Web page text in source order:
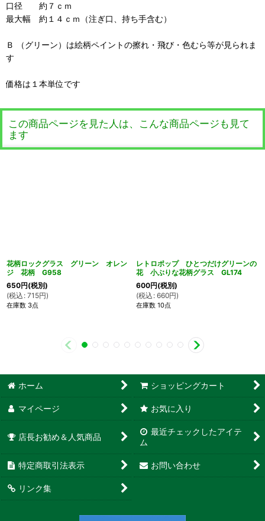
口径 約７ｃｍ
最大幅 約１４ｃｍ（注ぎ口、持ち手含む）
Ｂ （グリーン）は絵柄ペイントの擦れ・飛び・色むら等が見られま
す
価格は１本単位です
この商品ページを見た人は、こんな商品ページも見て
ます
花柄ロックグラス グリーン オレン
ジ 花柄 G958
650円(税別)
(税込 : 715円)
在庫数 3点
レトロポップ ひとつだけグリーンの
花 小ぶりな花柄グラス GL174
600円(税別)
(税込 : 660円)
在庫数 10点
ホーム ショッピングカート
マイページ お気に入り
店長お勧め＆人気商品
最近チェックしたアイテ
ム
特定商取引法表示 お問い合わせ
リンク集